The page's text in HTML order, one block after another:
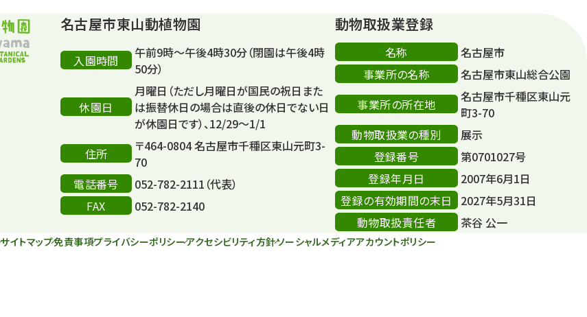
名古屋市東山動植物園
入園時間
午前9時～午後4時30分（閉園は午後4時
50分）
休園日
月曜日（ただし月曜日が国民の祝日また
は振替休日の場合は直後の休日でない日
が休園日です）、12/29～1/1
住所
〒464-0804 名古屋市千種区東山元町3-
70
電話番号
052-782-2111（代表）
FAX
052-782-2140
動物取扱業登録
名称
名古屋市
事業所の名称
名古屋市東山総合公園
事業所の所在地
名古屋市千種区東山元
町3-70
動物取扱業の種別
展示
登録番号
第0701027号
登録年月日
2007年6月1日
登録の有効期間の末日
2027年5月31日
動物取扱責任者
茶谷 公一
サイトマップ免責事項プライバシーポリシーアクセシビリティ方針ソーシャルメディアアカウントポリシー